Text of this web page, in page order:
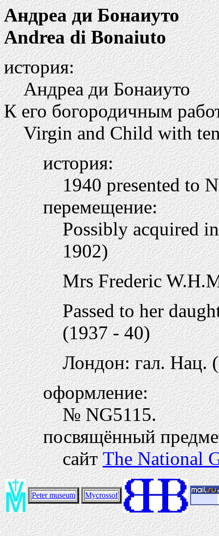
Андреа ди Бонаиуто
Andrea di Bonaiuto
история:
Андреа ди Бонаиуто
К его богородичным
Virgin and Child with
история:
1940 presented to
перемещение:
Possibly acquired
1902)
Mrs Frederic
Passed to her
(1937 - 40)
Лондон: гал. Нац.
оформление:
№ NG5115.
посвящённый
сайтThe National
Peter museum Mycrossof